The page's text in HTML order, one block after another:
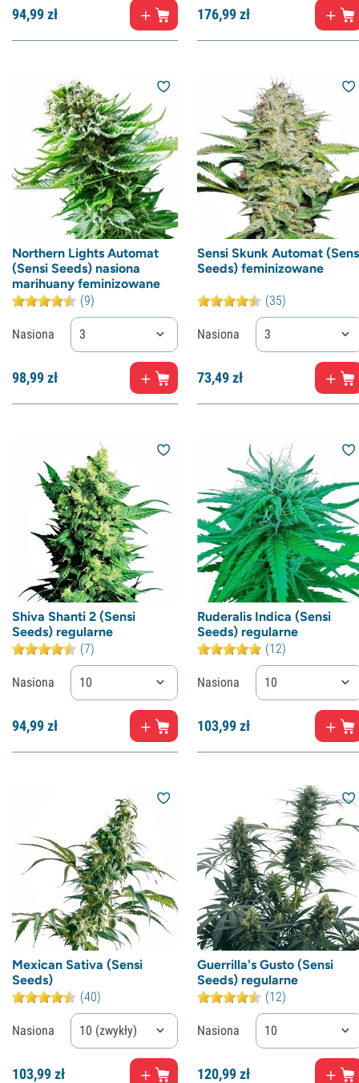
94,99zł 176,99zł
Northern Lights Automat
(Sensi Seeds) nasiona
marihuany feminizowane
(9)
Nasiona 3
98,99zł
Sensi Skunk Automat
Seeds) feminizowane
(35)
Nasiona 3
73,49zł
Shiva Shanti 2 (Sensi
Seeds) regularne
(7)
Nasiona 10
94,99zł
Ruderalis Indica (Sensi
Seeds) regularne
(12)
Nasiona 10
103,99zł
Mexican Sativa (Sensi
Seeds)
(40)
Nasiona 10 (zwykły)
103,99zł
Guerrilla's Gusto (Sensi
Seeds) regularne
(12)
Nasiona 10
120,99zł